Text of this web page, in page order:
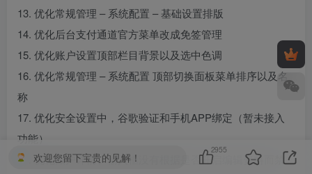
13. 优化常规管理 – 系统配置 – 基础设置排版
14. 优化后台支付通道官方菜单改成免签管理
15. 优化账户设置顶部栏目背景以及选中色调
16. 优化常规管理 – 系统配置 顶部切换面板菜单排序以及名
称
17. 优化安全设置中，谷歌验证和手机APP绑定（暂未接入
功能）
18. 优化账户详情、输入框没有根据是否开启编辑资料而禁
欢迎您留下宝贵的见解！
2955